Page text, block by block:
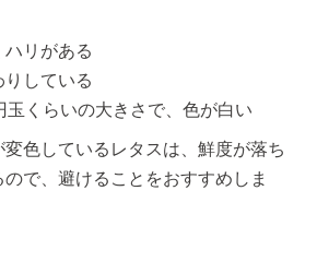
ハリがある
りしている
玉くらいの大きさで、色が白い
色しているレタスは、鮮度が落ち
で、避けることをおすすめしま